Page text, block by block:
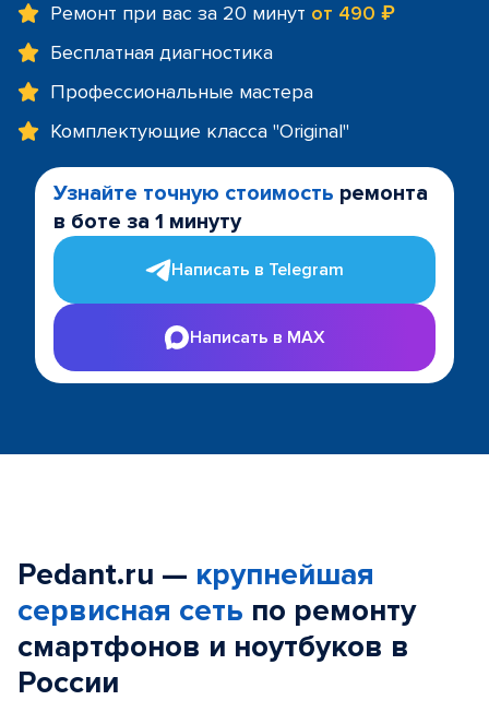
Ремонт при вас за 20 минут от 490 ₽
Бесплатная диагностика
Профессиональные мастера
Комплектующие класса "Original"
Узнайте точную стоимость ремонта
в боте за 1 минуту
Написать в Telegram
Написать в MAX
Pedant.ru — крупнейшая
сервисная сеть по ремонту
смартфонов и ноутбуков в
России